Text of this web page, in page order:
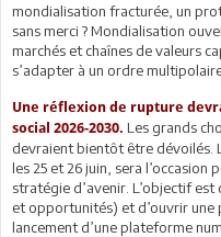
mondialisation fracturée, un
sans merci ? Mondialisation
marchés et chaînes de valeurs
s’adapter à un ordre
Une réflexion de rupture
social 2026-2030. Les grands
devraient bientôt être dévoilés.
les 25 et 26 juin, sera l’occasion
stratégie d’avenir. L’objectif
et opportunités) et d’ouvrir
lancement d’une plateforme